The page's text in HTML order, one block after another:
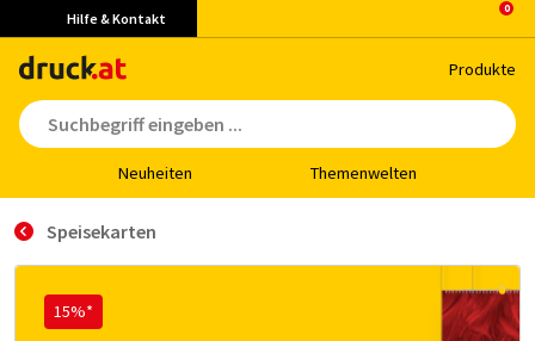
Hilfe & Kontakt
Pro­duk­te
Neu­hei­ten The­men­wel­ten
Speisekarten
15%*